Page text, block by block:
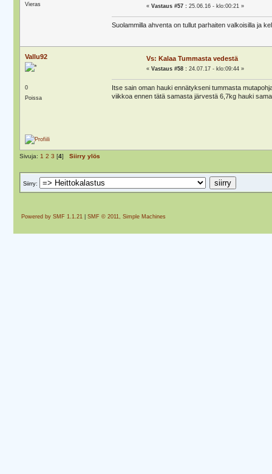
Vieras « Vastaus #57 : 25.06.16 - klo:00:21 »
Suolammilla ahventa on tullut parhaiten valkoisilla ja
Vallu92
0
Poissa
Vs: Kalaa Tummasta vedestä
« Vastaus #58 : 24.07.17 - klo:09:44 »
Itse sain oman hauki ennätykseni tummasta
viikkoa ennen tätä samasta järvestä 6,7kg hauki
Sivuja: 1 2 3 [4] Siirry ylös
Siirry:
Powered by SMF 1.1.21 SMF © 2011, Simple Machines